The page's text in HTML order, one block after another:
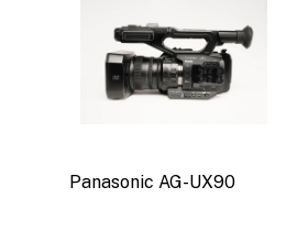
Panasonic AG-UX90